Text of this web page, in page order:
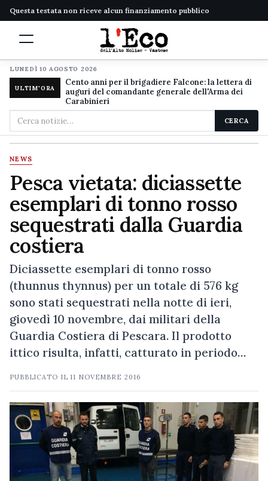
Questa testata non riceve alcun finanziamento pubblico
LUNEDÌ 10 AGOSTO 2026
ULTIM'ORA
Cento anni per il brigadiere Falcone: la lettera di
auguri del comandante generale dell'Arma dei
Carabinieri
Cerca
nel
sito
CERCA
NEWS
Pesca vietata: diciassette
esemplari di tonno rosso
sequestrati dalla Guardia
costiera
Diciassette esemplari di tonno rosso
(thunnus thynnus) per un totale di 576 kg
sono stati sequestrati nella notte di ieri,
giovedì 10 novembre, dai militari della
Guardia Costiera di Pescara. Il prodotto
ittico risulta, infatti, catturato in periodo…
PUBBLICATO IL11 NOVEMBRE 2016